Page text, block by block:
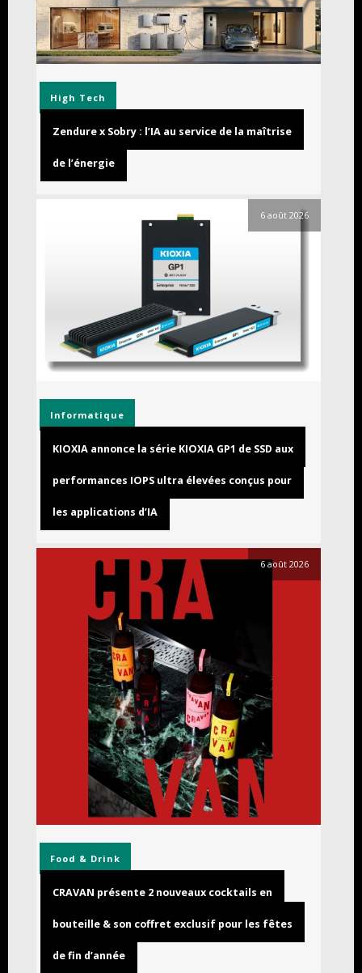
High Tech
Zendure x Sobry : l’IA au service de la maîtrise
de l’énergie
6 août 2026
Informatique
KIOXIA annonce la série KIOXIA GP1 de SSD aux
performances IOPS ultra élevées conçus pour
les applications d’IA
6 août 2026
Food & Drink
CRAVAN présente 2 nouveaux cocktails en
bouteille & son coffret exclusif pour les fêtes
de fin d’année